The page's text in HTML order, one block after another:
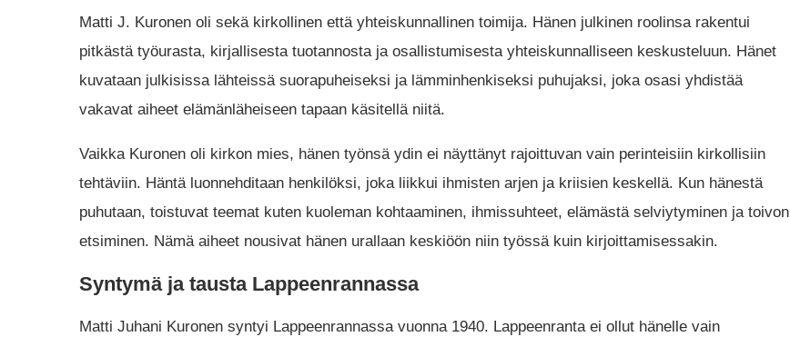
Matti J. Kuronen oli sekä kirkollinen että yhteiskunnallinen toimija. Hänen julkinen roolinsa rakentui
pitkästä työurasta, kirjallisesta tuotannosta ja osallistumisesta yhteiskunnalliseen keskusteluun. Hänet
kuvataan julkisissa lähteissä suorapuheiseksi ja lämminhenkiseksi puhujaksi, joka osasi yhdistää
vakavat aiheet elämänläheiseen tapaan käsitellä niitä.
Vaikka Kuronen oli kirkon mies, hänen työnsä ydin ei näyttänyt rajoittuvan vain perinteisiin kirkollisiin
tehtäviin. Häntä luonnehditaan henkilöksi, joka liikkui ihmisten arjen ja kriisien keskellä. Kun hänestä
puhutaan, toistuvat teemat kuten kuoleman kohtaaminen, ihmissuhteet, elämästä selviytyminen ja toivon
etsiminen. Nämä aiheet nousivat hänen urallaan keskiöön niin työssä kuin kirjoittamisessakin.
Syntymä ja tausta Lappeenrannassa
Matti Juhani Kuronen syntyi Lappeenrannassa vuonna 1940. Lappeenranta ei ollut hänelle vain